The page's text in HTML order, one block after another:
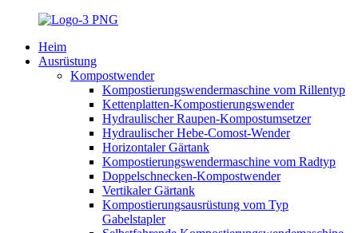
Heim
Ausrüstung
Kompostwender
Kompostierungswendermaschine vom Rillentyp
Kettenplatten-Kompostierungswender
Hydraulischer Raupen-Kompostumsetzer
Hydraulischer Hebe-Comost-Wender
Horizontaler Gärtank
Kompostierungswendermaschine vom Radtyp
Doppelschnecken-Kompostwender
Vertikaler Gärtank
Kompostierungsausrüstung vom Typ
Gabelstapler